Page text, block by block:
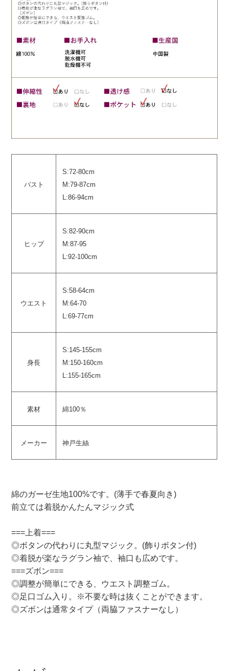
バスト
S:72-80cm
M:79-87cm
L:86-94cm
ヒップ
S:82-90cm
M:87-95
L:92-100cm
ウエスト
S:58-64cm
M:64-70
L:69-77cm
身長
S:145-155cm
M:150-160cm
L:155-165cm
素材 綿100％
メーカー 神戸生絲
綿のガーゼ生地100%です。(薄手で春夏向き)
前立ては着脱かんたんマジック式
===上着===
◎ボタンの代わりに丸型マジック。(飾りボタン付)
◎着脱が楽なラグラン袖で、袖口も広めです。
===ズボン===
◎調整が簡単にできる、ウエスト調整ゴム。
◎足口ゴム入り。※不要な時は抜くことができます。
◎ズボンは通常タイプ（両脇ファスナーなし）